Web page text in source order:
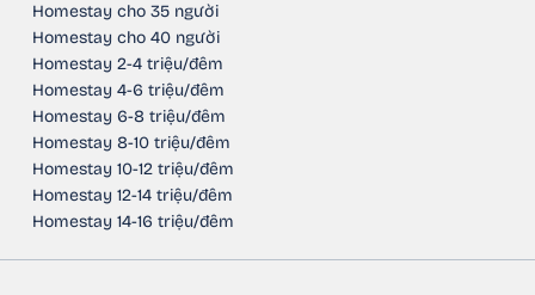
Homestay cho 35 người
Homestay cho 40 người
Homestay 2-4 triệu/đêm
Homestay 4-6 triệu/đêm
Homestay 6-8 triệu/đêm
Homestay 8-10 triệu/đêm
Homestay 10-12 triệu/đêm
Homestay 12-14 triệu/đêm
Homestay 14-16 triệu/đêm